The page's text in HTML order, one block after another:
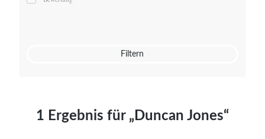
Mato von Vogelstein
Filtern
1 Ergebnis für „Duncan Jones“